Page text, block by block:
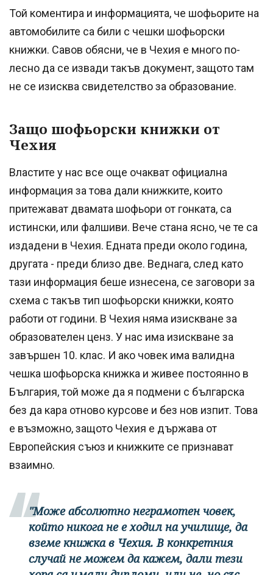
Той коментира и информацията, че шофьорите на
автомобилите са били с чешки шофьорски
книжки. Савов обясни, че в Чехия е много по-
лесно да се извади такъв документ, защото там
не се изисква свидетелство за образование.
Защо шофьорски книжки от
Чехия
Властите у нас все още очакват официална
информация за това дали книжките, които
притежават двамата шофьори от гонката, са
истински, или фалшиви. Вече стана ясно, че те са
издадени в Чехия. Едната преди около година,
другата - преди близо две. Веднага, след като
тази информация беше изнесена, се заговори за
схема с такъв тип шофьорски книжки, която
работи от години. В Чехия няма изискване за
образователен ценз. У нас има изискване за
завършен 10. клас. И ако човек има валидна
чешка шофьорска книжка и живее постоянно в
България, той може да я подмени с българска
без да кара отново курсове и без нов изпит. Това
е възможно, защото Чехия е държава от
Европейския съюз и книжките се признават
взаимно.
"Може абсолютно неграмотен човек,
който никога не е ходил на училище, да
вземе книжка в Чехия. В конкретния
случай не можем да кажем, дали тези